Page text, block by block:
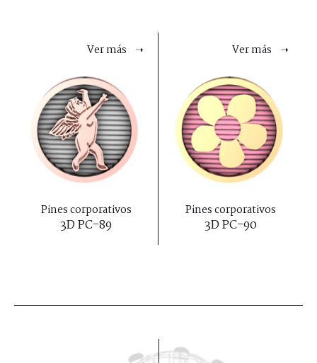
Ver más ➝
Pines corporativos
3D PC-89
Ver más ➝
Pines corporativos
3D PC-90